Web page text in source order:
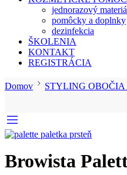
jednorazový
pomôcky a doplnky
dezinfekcia
ŠKOLENIA
KONTAKT
REGISTRÁCIA
Domov STYLING OBOČIA
Browista